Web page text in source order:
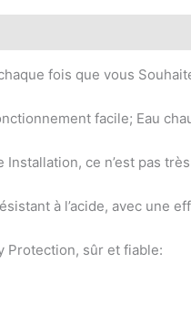
fois que vous
facile; Eau
Installation, ce n’est pas
à l’acide, avec une
Protection, sûr et fiable: